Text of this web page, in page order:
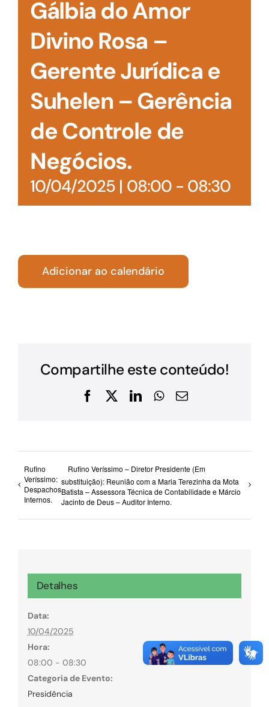
Gálbia do Amor
Divino Rosa –
Gerente Jurídica e
Suhelen – Gerência
de Controle de
Negócios.
10/04/2025 | 08:00- 08:30
Adicionar ao calendário
Compartilhe este conteúdo!
Facebook
X LinkedInWhatsApp
E-
Rufino
Veríssimo:
Despachos
Internos.
Rufino Veríssimo – Diretor Presidente (Em
substituição): Reunião com a Maria Terezinha da Mota
Batista – Assessora Técnica de Contabilidade e Márcio
Jacinto de Deus – Auditor Interno.
Detalhes
Data:
10/04/2025
Hora:
08:00 - 08:30
Categoria de Evento:
Presidência